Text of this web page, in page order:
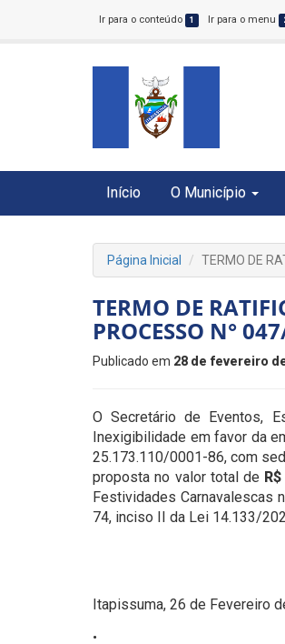
Ir para o conteúdo 1 Ir para o menu
Início O Município
Página Inicial TERMO DE
TERMO DE
PROCESSO N°
Publicado em 28 de fevereiro
O Secretário de Eventos,
Inexigibilidade em favor da
25.173.110/0001-86, com
proposta no valor total de
Festividades Carnavalescas
74, inciso II da Lei 14.133/
Itapissuma, 26 de Fevereiro
.